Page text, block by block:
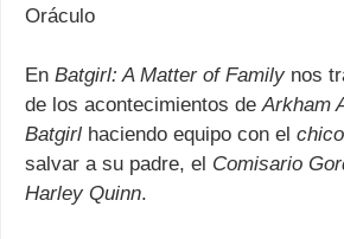
Oráculo
En Batgirl: A Matter of Family nos
de los acontecimientos de Arkham
Batgirl haciendo equipo con el
salvar a su padre, el Comisario
Harley Quinn.